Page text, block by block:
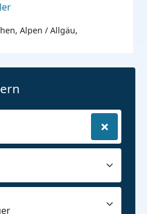
Alpen / Allgäu,